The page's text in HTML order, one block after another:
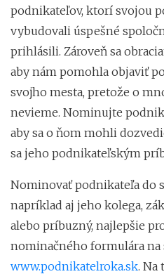
podnikateľov, ktorí svojou
vybudovali úspešné
prihlásili. Zároveň sa
aby nám pomohla objaviť
svojho mesta, pretože o
nevieme. Nominujte
aby sa o ňom mohli
sa jeho podnikateľským
Nominovať podnikateľa do
napríklad aj jeho kolega,
alebo príbuzný, najlepšie
nominačného formulára na
www.podnikatelroka.sk. Na